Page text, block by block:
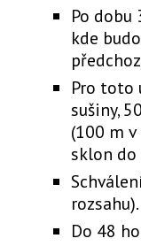
Po
kde
Pro toto
sušiny,
(100 m
sklon do
rozsahu).
Do 48